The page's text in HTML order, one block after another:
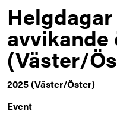
(Väster/
2025 (Väster/Öster)
Event